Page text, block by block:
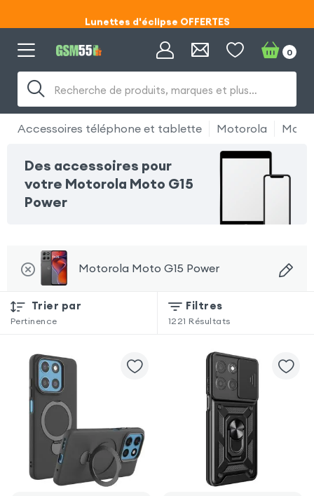
Code ECLIPSE55
Code ECLIPSE55
Recherche de produits, marques et plus…
0
Accessoires téléphone et tablette Motorola
Des accessoires pour
votre Motorola Moto G15
Power
Motorola Moto G15 Power
Trier par
Pertinence
Filtres
1221 Résultats